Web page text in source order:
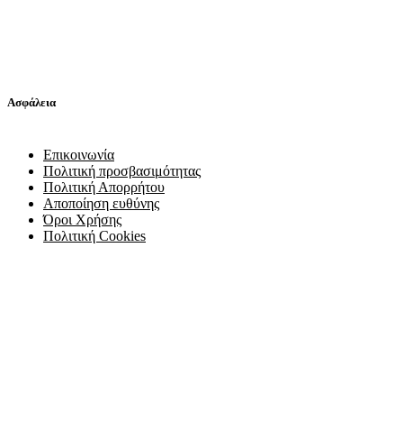
Ασφάλεια
Επικοινωνία
Πολιτική προσβασιμότητας
Πολιτική Απορρήτου
Αποποίηση ευθύνης
Όροι Χρήσης
Πολιτική Cookies